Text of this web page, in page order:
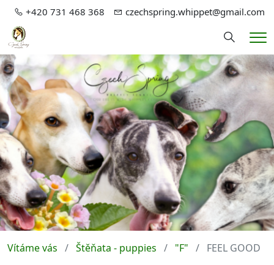
+420 731 468 368 czechspring.whippet@gmail.com
Hledání
Vítáme vás Štěňata - puppies "F" FEEL GOOD